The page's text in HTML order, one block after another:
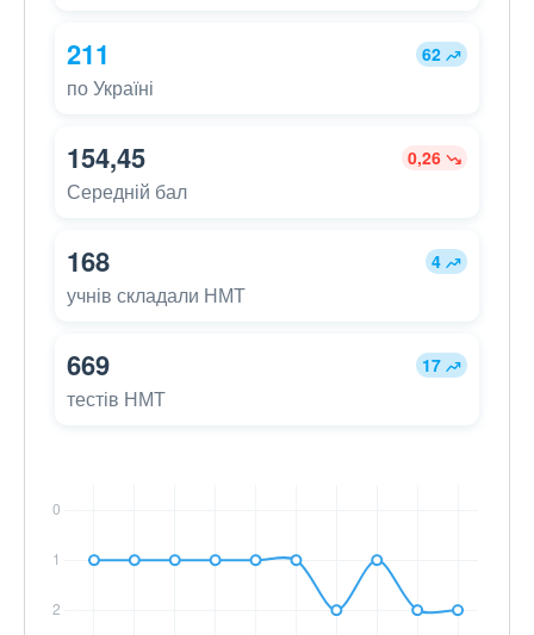
211 62
по Україні
154,45 0,26
Середній бал
168 4
учнів складали НМТ
669 17
тестів НМТ